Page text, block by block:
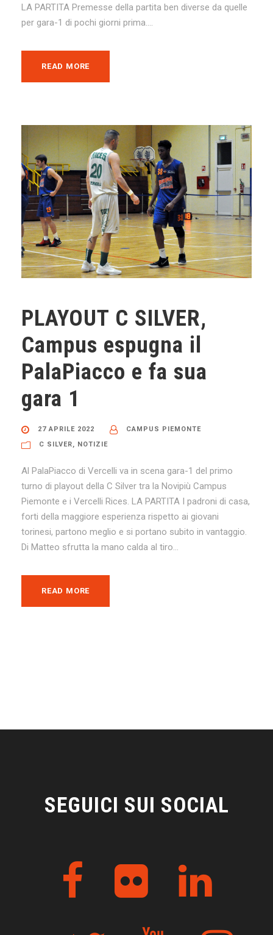
LA PARTITA Premesse della partita ben diverse da quelle
per gara-1 di pochi giorni prima....
READ MORE
PLAYOUT C SILVER,
Campus espugna il
PalaPiacco e fa sua
gara 1
27 APRILE 2022
CAMPUS PIEMONTE
C SILVER, NOTIZIE
Al PalaPiacco di Vercelli va in scena gara-1 del primo
turno di playout della C Silver tra la Novipiù Campus
Piemonte e i Vercelli Rices. LA PARTITA I padroni di casa,
forti della maggiore esperienza rispetto ai giovani
torinesi, partono meglio e si portano subito in vantaggio.
Di Matteo sfrutta la mano calda al tiro...
READ MORE
SEGUICI SUI SOCIAL